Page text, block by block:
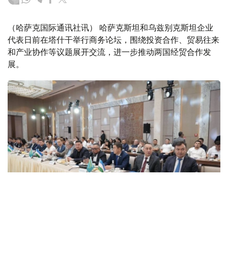
（哈萨克国际通讯社讯） 哈萨克斯坦和乌兹别克斯坦企业
代表日前在塔什干举行商务论坛，围绕投资合作、贸易往来
和产业协作等议题展开交流，进一步推动两国经贸合作发
展。